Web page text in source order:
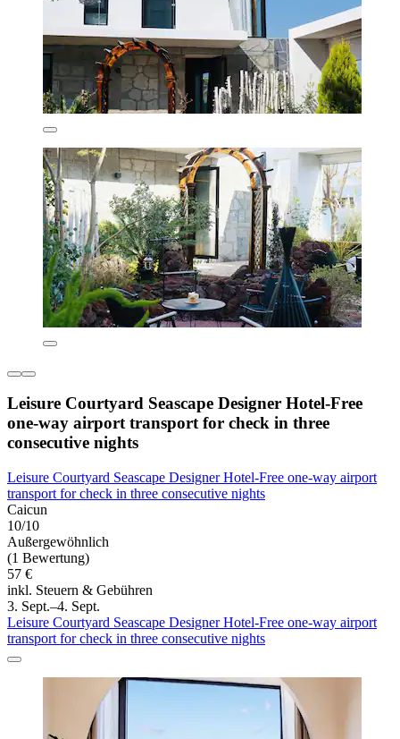
Leisure Courtyard Seascape Designer Hotel-Free
one-way airport transport for check in three
consecutive nights
Leisure Courtyard Seascape Designer Hotel-Free one-way airport
transport for check in three consecutive nights
Caicun
10/10
Außergewöhnlich
(1 Bewertung)
57 €
inkl. Steuern & Gebühren
3. Sept.–4. Sept.
Leisure Courtyard Seascape Designer Hotel-Free one-way airport
transport for check in three consecutive nights